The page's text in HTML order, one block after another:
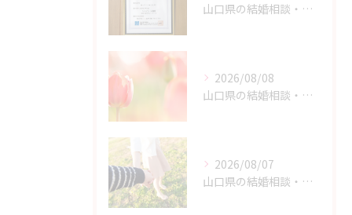
山口県の結婚相談・丸適マークCMSでわかる結婚相談所の安全性
2026/08/08
山口県の結婚相談・原因と結果から学ぶ婚活体験の価値
2026/08/07
山口県の結婚相談・婚活を始める勇気を持つためのヒント